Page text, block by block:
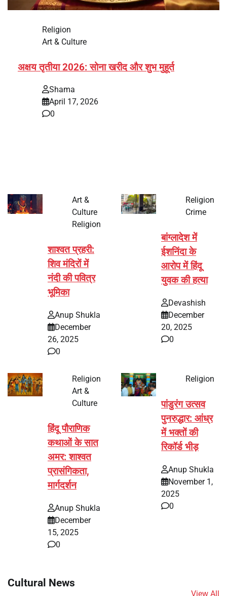
Religion
Art & Culture
अक्षय तृतीया 2026: सोना खरीद और शुभ मुहूर्त
Shama
April 17, 2026
0
Art &
Culture
Religion
शाश्वत प्रहरी:
शिव मंदिरों में
नंदी की पवित्र
भूमिका
Anup Shukla
December
26, 2025
0
Religion
Crime
बांग्लादेश में
ईशनिंदा के
आरोप में हिंदू
युवक की हत्या
Devashish
December
20, 2025
0
Religion
Art &
Culture
हिंदू पौराणिक
कथाओं के सात
अमर: शाश्वत
प्रासंगिकता,
मार्गदर्शन
Anup Shukla
December
15, 2025
0
Religion
पांडुरंग उत्सव
पुनरुद्धार: आंध्र
में भक्तों की
रिकॉर्ड भीड़
Anup Shukla
November 1,
2025
0
Cultural News
View All